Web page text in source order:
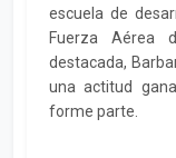
escuela de
Fuerza Aérea
destacada,
una actitud
forme parte.